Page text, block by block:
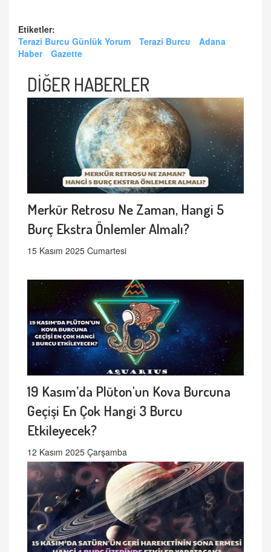
Etiketler:
Terazi Burcu Günlük Yorum
Terazi Burcu
Adana
Haber
Gazette
DİĞER HABERLER
Merkür Retrosu Ne Zaman, Hangi 5
Burç Ekstra Önlemler Almalı?
15 Kasım 2025 Cumartesi
19 Kasım’da Plüton'un Kova Burcuna
Geçişi En Çok Hangi 3 Burcu
Etkileyecek?
12 Kasım 2025 Çarşamba